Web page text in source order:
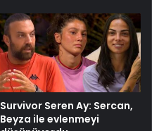
Survivor Seren Ay: Sercan,
Beyza ile evlenmeyi